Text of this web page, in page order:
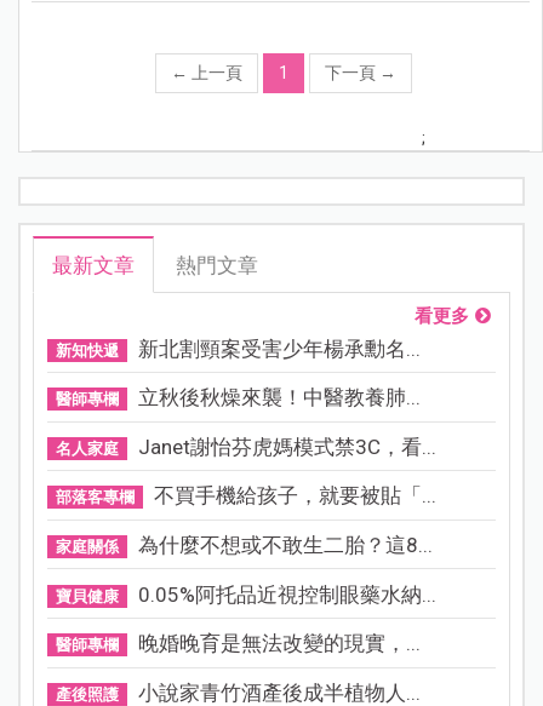
← 上一頁 1 下一頁 →
;
最新文章 熱門文章
看更多
新知快遞 新北割頸案受害少年楊承勳名...
醫師專欄 立秋後秋燥來襲！中醫教養肺...
名人家庭 Janet謝怡芬虎媽模式禁3C，看...
部落客專欄 不買手機給孩子，就要被貼「...
家庭關係 為什麼不想或不敢生二胎？這8...
寶貝健康 0.05%阿托品近視控制眼藥水納...
醫師專欄 晚婚晚育是無法改變的現實，...
產後照護 小說家青竹酒產後成半植物人...